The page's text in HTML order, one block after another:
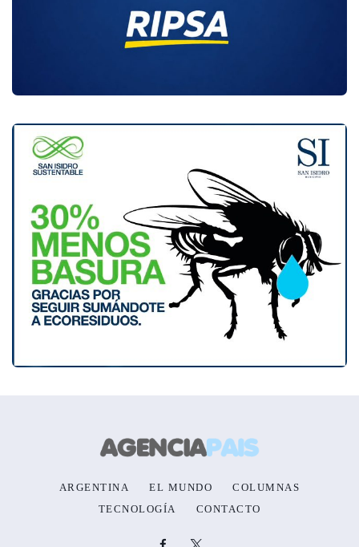
ARGENTINA EL MUNDO
COLUMNAS
TECNOLOGÍA
CONTACTO